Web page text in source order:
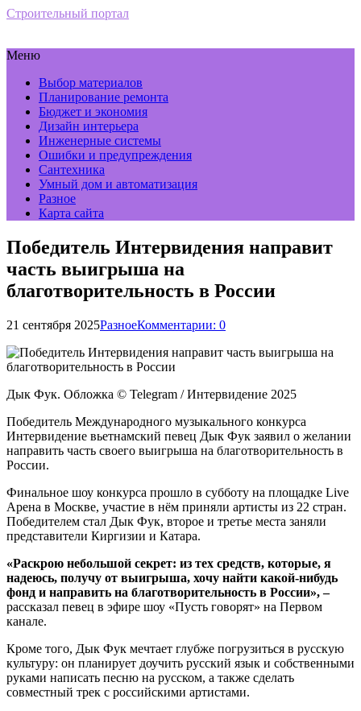
Строительный портал
Меню
Выбор материалов
Планирование ремонта
Бюджет и экономия
Дизайн интерьера
Инженерные системы
Ошибки и предупреждения
Сантехника
Умный дом и автоматизация
Разное
Карта сайта
Победитель Интервидения направит
часть выигрыша на
благотворительность в России
21 сентября 2025РазноеКомментарии: 0
Дык Фук. Обложка © Telegram / Интервидение 2025
Победитель Международного музыкального конкурса
Интервидение вьетнамский певец Дык Фук заявил о желании
направить часть своего выигрыша на благотворительность в
России.
Финальное шоу конкурса прошло в субботу на площадке Live
Арена в Москве, участие в нём приняли артисты из 22 стран.
Победителем стал Дык Фук, второе и третье места заняли
представители Киргизии и Катара.
«Раскрою небольшой секрет: из тех средств, которые, я
надеюсь, получу от выигрыша, хочу найти какой-нибудь
фонд и направить на благотворительность в России», –
рассказал певец в эфире шоу «Пусть говорят» на Первом
канале.
Кроме того, Дык Фук мечтает глубже погрузиться в русскую
культуру: он планирует доучить русский язык и собственными
руками написать песню на русском, а также сделать
совместный трек с российскими артистами.